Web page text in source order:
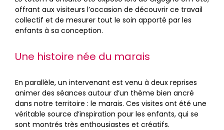
offrant aux visiteurs l’occasion de découvrir ce travail
collectif et de mesurer tout le soin apporté par les
enfants à sa conception.
Une histoire née du marais
En parallèle, un intervenant est venu à deux reprises
animer des séances autour d’un thème bien ancré
dans notre territoire : le marais. Ces visites ont été une
véritable source d’inspiration pour les enfants, qui se
sont montrés très enthousiastes et créatifs.